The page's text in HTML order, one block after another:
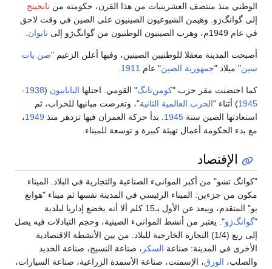
منذ منتصف العشرينيات من هذا القرن، حكومته مننانجينج
وهيمن الشيوعيون الصينيون على الصين في وقت لاحق
تايوان.
المدينة معقلا للوطنيين الصينين، وفيها أعلن الزعيم "صن يات
" ميلاد "جمهورية الصين " عام1911
.
مقر حزب "كومن‌تانگ" القومي. احتلهااليابانيون (
1938
-
) أثناء "الحرب العالمية الثانية"، وتعرضت مبانيها للخراب، ثم
الصين سنة1945. بدأ حركة العمران فيها تزدهر منذ 1949،
الحكومة أعمال تهيئة كبيرة و توسعة للميناء.
الإقتصاد
تشو" من أكبر الموانىء الصناعية والتجارية في البلاد. الميناء
جزءين: الميناء الرئيسي في المدينة نفسها ثم ميناء "هوانغ
بو" المتقدم، ويبعد عن الأول بـ15 كلم ألا أنه يخضع إداريا لبلدية
". يعتبر من أنشط الموانىء الصينية، وحجم التبادلات فيه يصل
إلى ربع (1/4) التجارة الخارجية للبلاد. من بين الأنشطة الاقتصادية
في المدينة: صناعةالسكر، صناعة النسيج، صناعة الحديد
الورق، الإسمنت، صناعة الأسمدة الزراعية، صناعة السيارات،